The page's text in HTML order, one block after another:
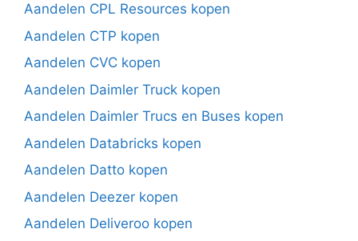
Aandelen CPL Resources kopen
Aandelen CTP kopen
Aandelen CVC kopen
Aandelen Daimler Truck kopen
Aandelen Daimler Trucs en Buses kopen
Aandelen Databricks kopen
Aandelen Datto kopen
Aandelen Deezer kopen
Aandelen Deliveroo kopen